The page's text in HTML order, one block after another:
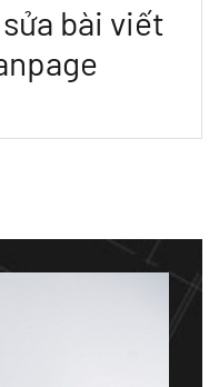
bài viết